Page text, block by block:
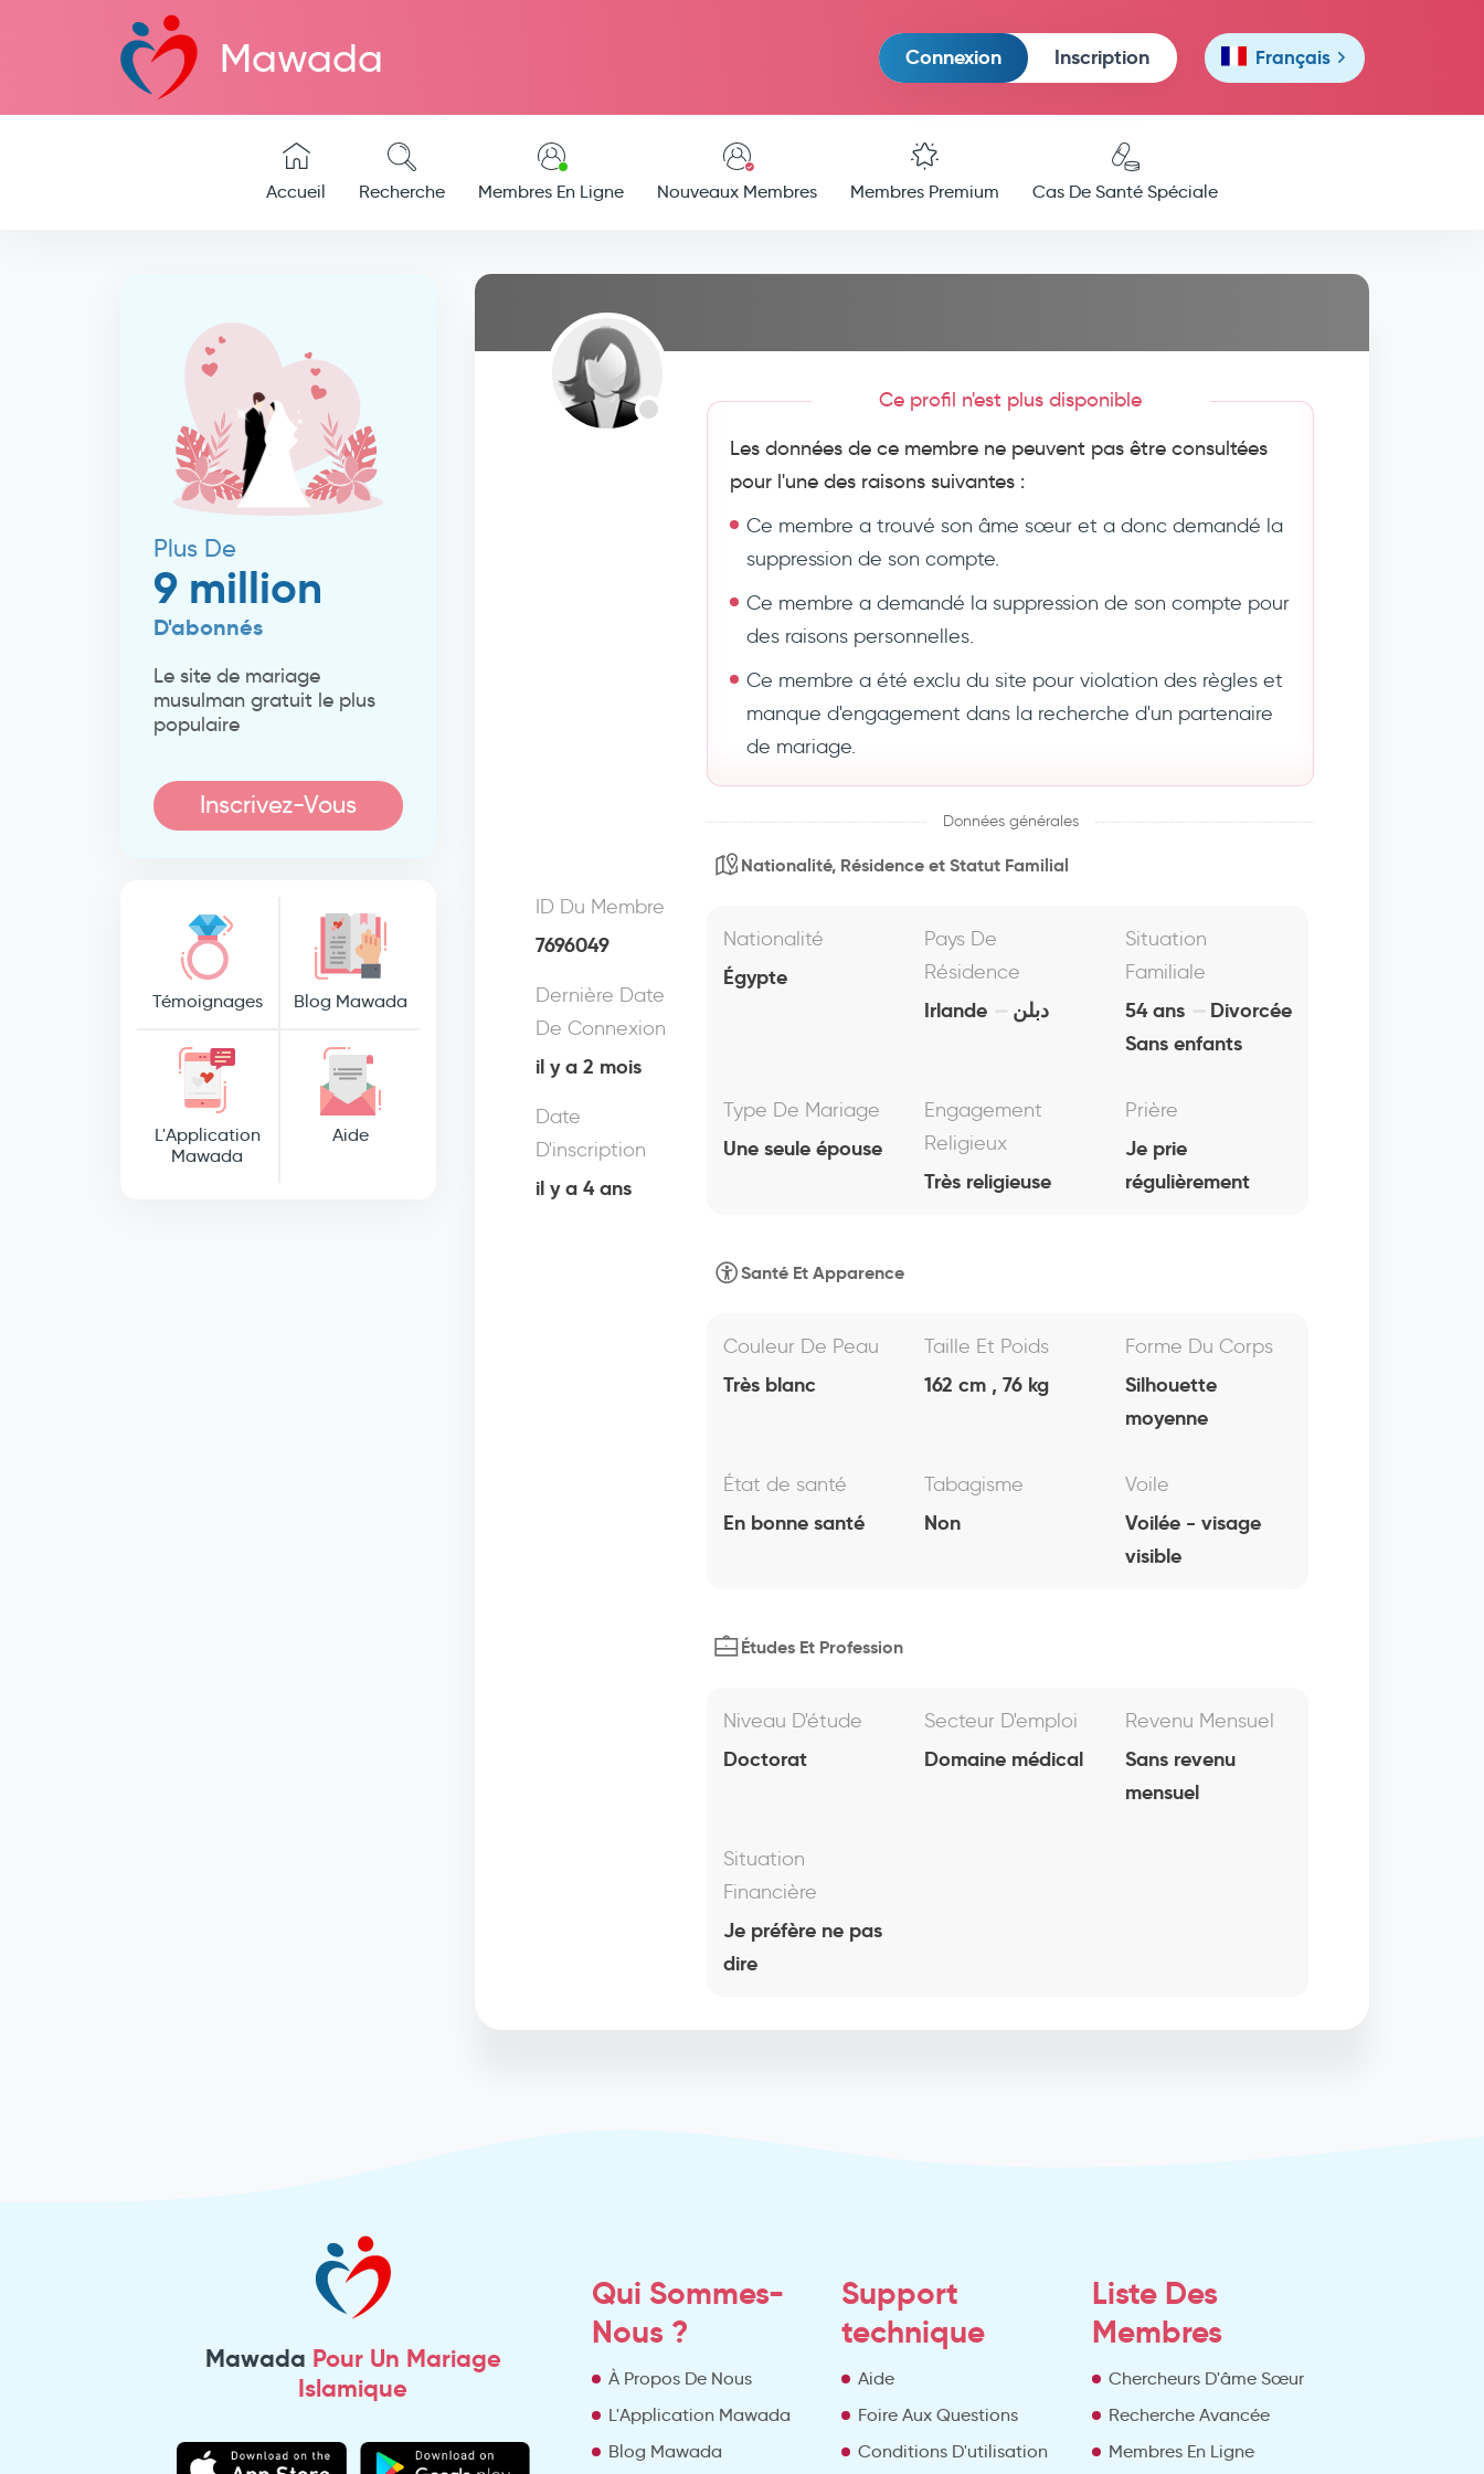
Mawada Connexion Inscription Français
Accueil Recherche Membres En Ligne Nouveaux Membres Membres Premium Cas De Santé Spéciale
Plus De
9 million
D'abonnés
Le site de mariage
musulman gratuit le plus
populaire
Inscrivez-Vous
Témoignages Blog Mawada
L'Application
Mawada
Aide
Ce profil n'est plus disponible
Les données de ce membre ne peuvent pas être consultées
pour l'une des raisons suivantes :
Ce membre a trouvé son âme sœur et a donc demandé la
suppression de son compte.
Ce membre a demandé la suppression de son compte pour
des raisons personnelles.
Ce membre a été exclu du site pour violation des règles et
manque d'engagement dans la recherche d'un partenaire
de mariage.
Données générales
ID Du Membre
7696049
Dernière Date
De Connexion
il y a 2 mois
Date
D'inscription
il y a 4 ans
Nationalité, Résidence et Statut Familial
Nationalité
Égypte
Pays De
Résidence
Irlande دبلن
Situation
Familiale
54 ans
Divorcée
Sans enfants
Type De Mariage
Une seule épouse
Engagement
Religieux
Très religieuse
Prière
Je prie
régulièrement
Santé Et Apparence
Couleur De Peau
Très blanc
Taille Et Poids
162 cm , 76 kg
Forme Du Corps
Silhouette
moyenne
État de santé
En bonne santé
Tabagisme
Non
Voile
Voilée - visage
visible
Études Et Profession
Niveau D'étude
Doctorat
Secteur D'emploi
Domaine médical
Revenu Mensuel
Sans revenu
mensuel
Situation
Financière
Je préfère ne pas
dire
Mawada Pour Un Mariage
Islamique
Qui Sommes-
Nous ?
À Propos De Nous
L'Application Mawada
Blog Mawada
Support
technique
Aide
Foire Aux Questions
Conditions D'utilisation
Liste Des
Membres
Chercheurs D'âme Sœur
Recherche Avancée
Membres En Ligne